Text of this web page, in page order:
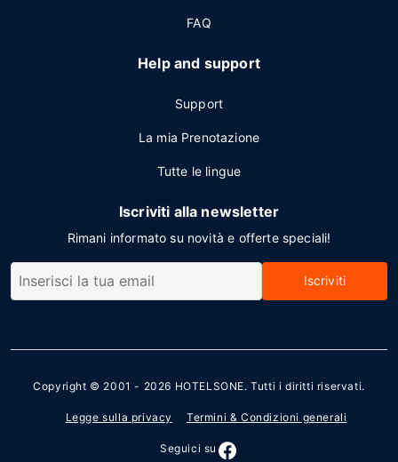
FAQ
Help and support
Support
La mia Prenotazione
Tutte le lingue
Iscriviti alla newsletter
Rimani informato su novità e offerte speciali!
Iscriviti
Copyright © 2001 - 2026 HOTELSONE. Tutti i diritti riservati.
Legge sulla privacy Termini & Condizioni generali
Seguici su